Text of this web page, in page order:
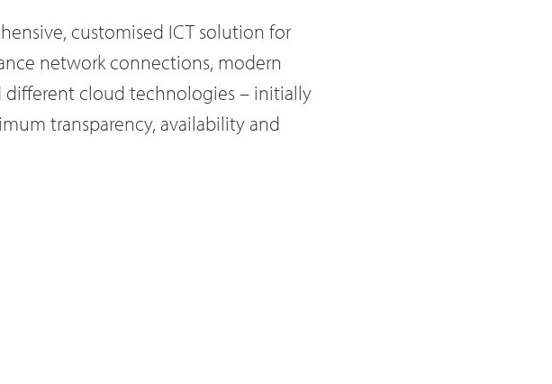
customised ICT solution for
network connections, modern
cloud technologies – initially
transparency, availability and